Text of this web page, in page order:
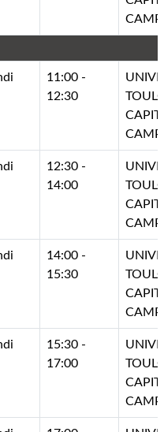
11:00 -
12:30
12:30 -
14:00
14:00 -
15:30
15:30 -
17:00